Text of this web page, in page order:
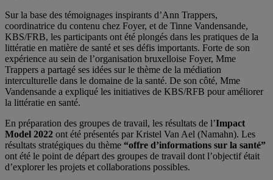
Sur la base des témoignages inspirants d’Ann Trappers,
coordinatrice du contenu chez Foyer, et de Tinne Vandensande,
KBS/FRB, les participants ont été plongés dans les pratiques de la
littératie en matière de santé et ses défis importants. Forte de son
expérience au sein de l’organisation bruxelloise Foyer, Mme
Trappers a partagé ses idées sur le thème de la médiation
interculturelle dans le domaine de la santé. De son côté, Mme
Vandensande a expliqué les initiatives de KBS/RFB pour améliorer
la littératie en santé.
En préparation des groupes de travail, les résultats de l’Impact
Model 2022 ont été présentés par Kristel Van Ael (Namahn). Les
résultats stratégiques du thème “offre d’informations sur la santé”
ont été le point de départ des groupes de travail dont l’objectif était
d’explorer les projets et collaborations possibles.